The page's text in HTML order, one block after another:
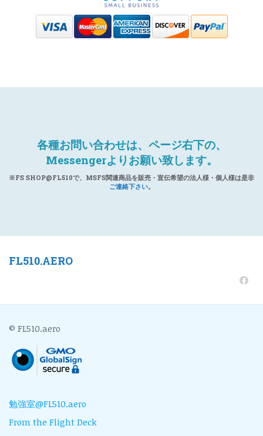
各種お問い合わせは、ページ右下の、
Messengerよりお願い致します。
※FS SHOP@FL510で、MSFS関連商品を販売・宣伝希望の法人様・個人様は是非
ご連絡下さい。
FL510.AERO
© FL510.aero
勉強室@FL510.aero
From the Flight Deck